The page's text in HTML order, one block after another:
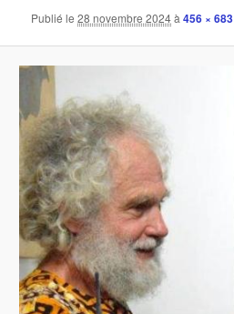
Publié le28 novembre 2024à456 × 683